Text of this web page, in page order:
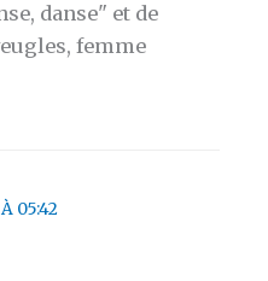
danse" et de
femme
05:42